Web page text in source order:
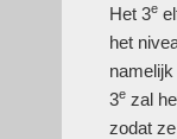
Het 3e
het
3e zal
zodat